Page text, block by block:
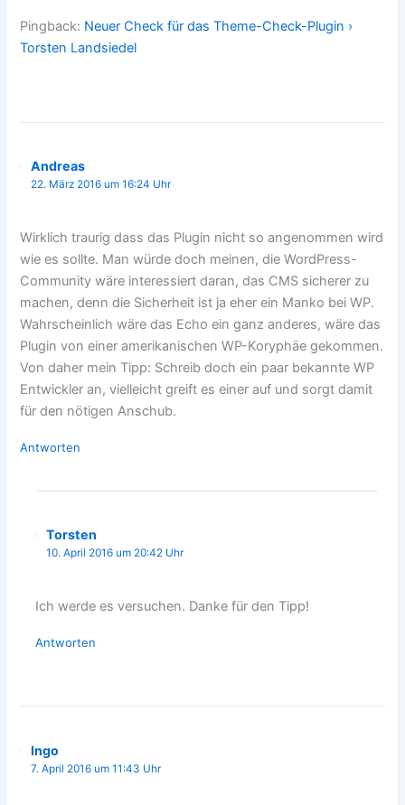
Pingback: Neuer Check für das Theme-Check-Plugin ›
Torsten Landsiedel
Andreas
22. März 2016 um 16:24 Uhr
Wirklich traurig dass das Plugin nicht so angenommen wird
wie es sollte. Man würde doch meinen, die WordPress-
Community wäre interessiert daran, das CMS sicherer zu
machen, denn die Sicherheit ist ja eher ein Manko bei WP.
Wahrscheinlich wäre das Echo ein ganz anderes, wäre das
Plugin von einer amerikanischen WP-Koryphäe gekommen.
Von daher mein Tipp: Schreib doch ein paar bekannte WP
Entwickler an, vielleicht greift es einer auf und sorgt damit
für den nötigen Anschub.
Antworten
Torsten
10. April 2016 um 20:42 Uhr
Ich werde es versuchen. Danke für den Tipp!
Antworten
Ingo
7. April 2016 um 11:43 Uhr